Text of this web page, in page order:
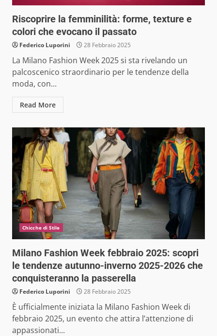
Riscoprire la femminilità: forme, texture e
colori che evocano il passato
Federico Luporini 28 Febbraio 2025
La Milano Fashion Week 2025 si sta rivelando un
palcoscenico straordinario per le tendenze della
moda, con...
Read More
Chicche di Stile
Milano Fashion Week febbraio 2025: scopri
le tendenze autunno-inverno 2025-2026 che
conquisteranno la passerella
Federico Luporini 28 Febbraio 2025
È ufficialmente iniziata la Milano Fashion Week di
febbraio 2025, un evento che attira l’attenzione di
appassionati...